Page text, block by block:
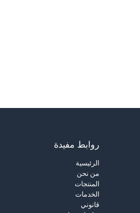
روابط مفيدة
الرئيسية
من نحن
المنتجات
الخدمات
قانوني